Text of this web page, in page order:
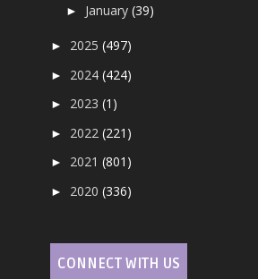
► January(39)
► 2025(497)
► 2024(424)
► 2023(1)
► 2022(221)
► 2021(801)
► 2020(336)
CONNECT WITH US